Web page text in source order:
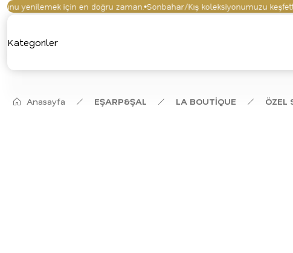
yenilemek için en doğru zaman. Sonbahar/Kış koleksiyonumuzu keşfettiniz
Kategoriler
Anasayfa EŞARP&ŞAL LA BOUTİQUE ÖZEL